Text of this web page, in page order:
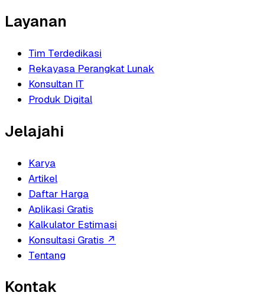
Layanan
Tim Terdedikasi
Rekayasa Perangkat Lunak
Konsultan IT
Produk Digital
Jelajahi
Karya
Artikel
Daftar Harga
Aplikasi Gratis
Kalkulator Estimasi
Konsultasi Gratis ↗
Tentang
Kontak